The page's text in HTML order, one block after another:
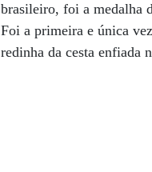
brasileiro, foi a medalha
Foi a primeira e única
redinha da cesta enfiada